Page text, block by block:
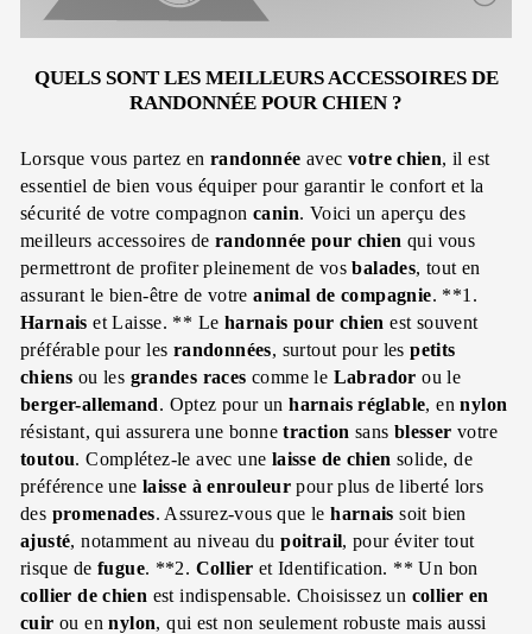
QUELS SONT LES MEILLEURS ACCESSOIRES DE
RANDONNÉE POUR CHIEN ?
Lorsque vous partez en randonnée avec votre chien, il est
essentiel de bien vous équiper pour garantir le confort et la
sécurité de votre compagnon canin. Voici un aperçu des
meilleurs accessoires de randonnée pour chien qui vous
permettront de profiter pleinement de vos balades, tout en
assurant le bien-être de votre animal de compagnie. **1.
Harnais et Laisse. ** Le harnais pour chien est souvent
préférable pour les randonnées, surtout pour les petits
chiens ou les grandes races comme le Labrador ou le
berger-allemand. Optez pour un harnais réglable, en nylon
résistant, qui assurera une bonne traction sans blesser votre
toutou. Complétez-le avec une laisse de chien solide, de
préférence une laisse à enrouleur pour plus de liberté lors
des promenades. Assurez-vous que le harnais soit bien
ajusté, notamment au niveau du poitrail, pour éviter tout
risque de fugue. **2. Collier et Identification. ** Un bon
collier de chien est indispensable. Choisissez un collier en
cuir ou en nylon, qui est non seulement robuste mais aussi